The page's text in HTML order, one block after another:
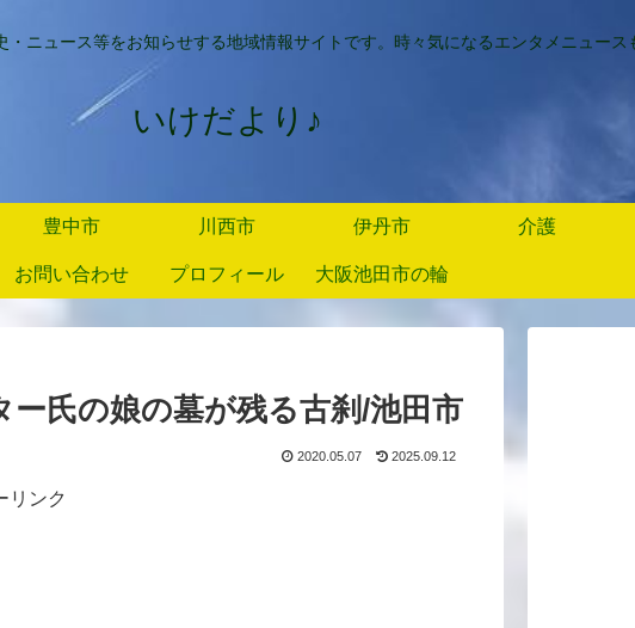
ニュース等をお知らせする地域情報サイトです。時々気になるエンタメニュース
いけだより♪
豊中市 川西市 伊丹市 介護
お問い合わせ プロフィール 大阪池田市の輪
氏の娘の墓が残る古刹/池田市
2020.05.07 2025.09.12
リンク